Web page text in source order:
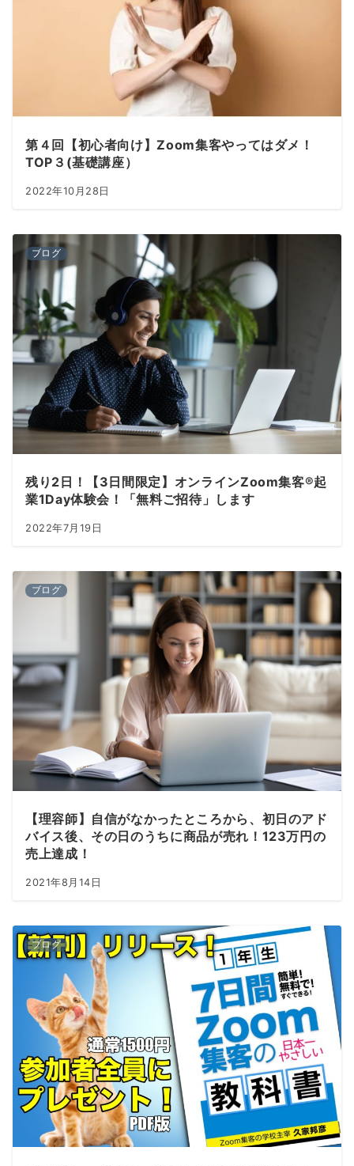
第４回【初心者向け】Zoom集客やってはダメ！
TOP３(基礎講座）
2022年10月28日
ブログ
残り2日！【3日間限定】オンラインZoom集客®︎起
業1Day体験会！「無料ご招待」します
2022年7月19日
ブログ
【理容師】自信がなかったところから、初日のアド
バイス後、その日のうちに商品が売れ！123万円の
売上達成！
2021年8月14日
ブログ